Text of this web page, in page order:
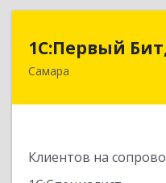
1С:Первый
Самара
Клиентов на
443013,